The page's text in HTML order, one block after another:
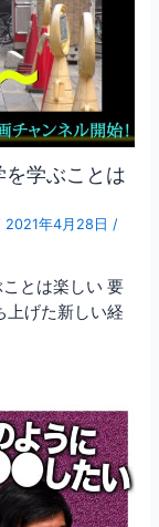
学ぶことは
2021年4月28日 /
とは楽しい 要
上げた新しい経